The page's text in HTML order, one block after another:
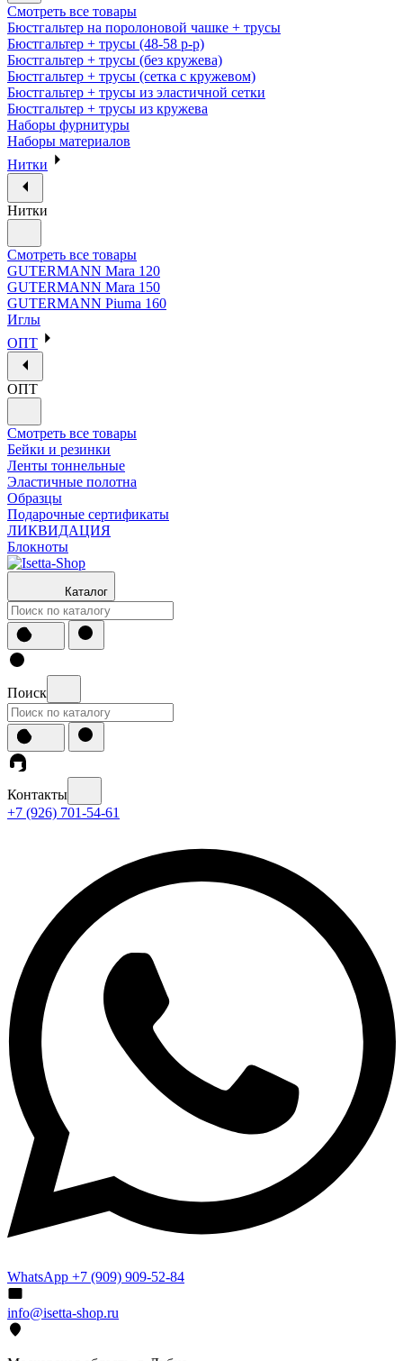
Смотреть все товары
Бюстгальтер на поролоновой чашке + трусы
Бюстгальтер + трусы (48-58 р-р)
Бюстгальтер + трусы (без кружева)
Бюстгальтер + трусы (сетка с кружевом)
Бюстгальтер + трусы из эластичной сетки
Бюстгальтер + трусы из кружева
Наборы фурнитуры
Наборы материалов
Нитки
Нитки
Смотреть все товары
GUTERMANN Mara 120
GUTERMANN Mara 150
GUTERMANN Piuma 160
Иглы
ОПТ
ОПТ
Смотреть все товары
Бейки и резинки
Ленты тоннельные
Эластичные полотна
Образцы
Подарочные сертификаты
ЛИКВИДАЦИЯ
Блокноты
Каталог
Поиск
Контакты
+7 (926) 701-54-61
WhatsApp +7 (909) 909-52-84
info@isetta-shop.ru